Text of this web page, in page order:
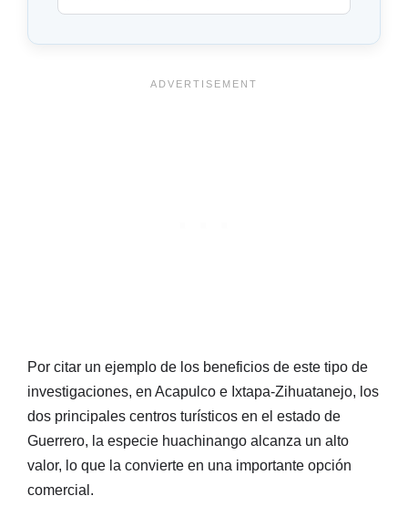
Por citar un ejemplo de los beneficios de este tipo de
investigaciones, en Acapulco e Ixtapa-Zihuatanejo, los
dos principales centros turísticos en el estado de
Guerrero, la especie huachinango alcanza un alto
valor, lo que la convierte en una importante opción
comercial.